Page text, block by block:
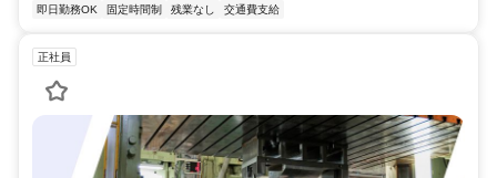
即日勤務OK 固定時間制 残業なし 交通費支給
正社員